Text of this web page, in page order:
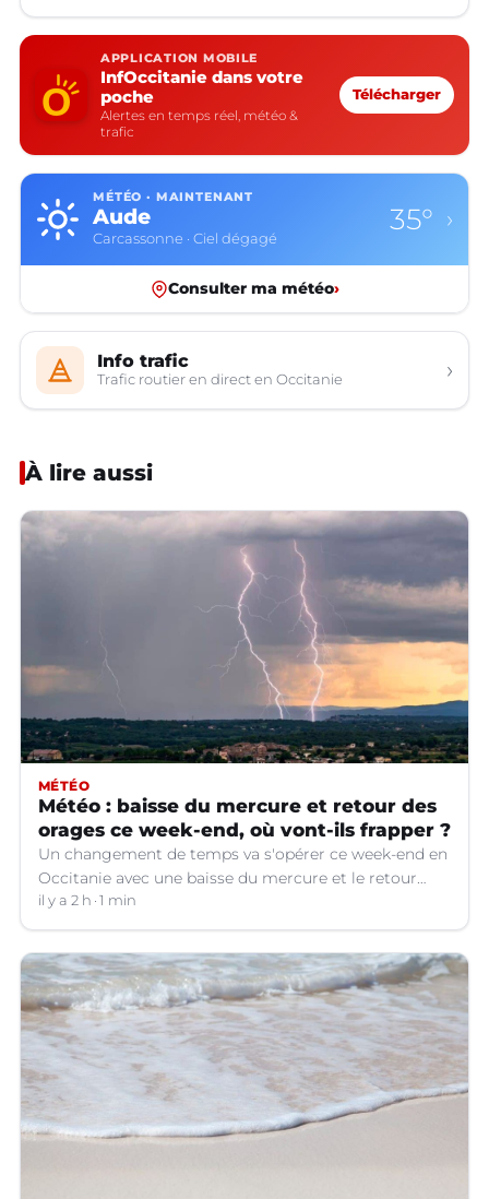
APPLICATION MOBILE
InfOccitanie dans votre
poche
Alertes en temps réel, météo &
trafic
Télécharger
MÉTÉO · MAINTENANT
Aude
Carcassonne · Ciel dégagé
35° ›
Consulter ma météo›
Info trafic
Trafic routier en direct en Occitanie ›
À lire aussi
MÉTÉO
Météo : baisse du mercure et retour des
orages ce week-end, où vont-ils frapper ?
Un changement de temps va s'opérer ce week-end en
Occitanie avec une baisse du mercure et le retour
d'orages dans certains départements.
il y a 2 h 1 min